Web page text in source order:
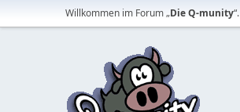
Willkommen im Forum „Die Q-munity“.